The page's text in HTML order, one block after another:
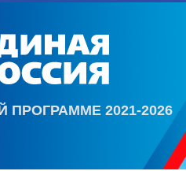
2021-2026